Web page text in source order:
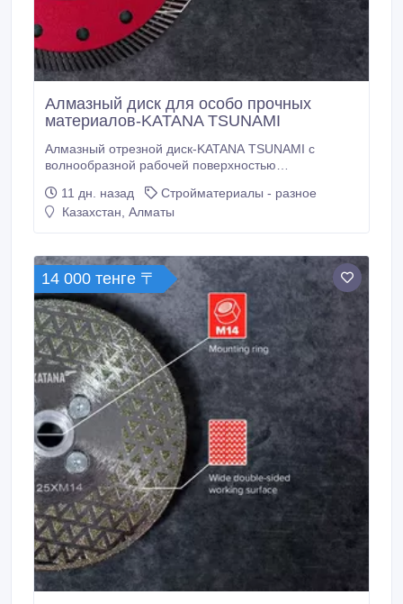
Алмазный диск для особо прочных
материалов-KATANA TSUNAMI
Алмазный отрезной диск-KATANA TSUNAMI с
волнообразной рабочей поверхностью
работе с самыми прочными материалами.
Турбированные пазы алмазоносного слоя
керамогранит.
11 дн. назад
Стройматериалы - разное
Казахстан, Алматы
14 000 тенге 〒